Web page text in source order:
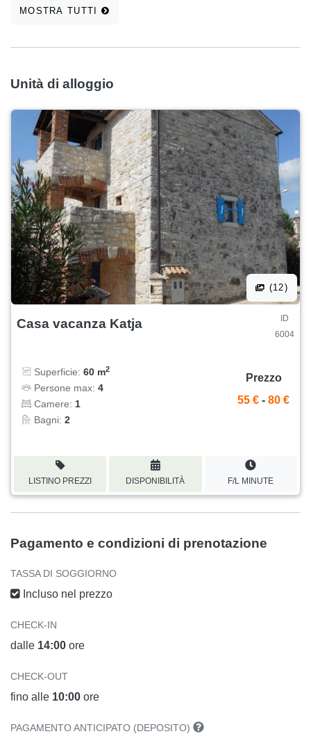
MOSTRA TUTTI
Unità di alloggio
(12)
Casa vacanza Katja
ID
6004
Superficie: 60 m2
Persone max: 4
Camere: 1
Bagni: 2
Prezzo
55 € - 80 €
LISTINO PREZZI DISPONIBILITÀ F/L MINUTE
Pagamento e condizioni di prenotazione
TASSA DI SOGGIORNO
Incluso nel prezzo
CHECK-IN
dalle 14:00 ore
CHECK-OUT
fino alle 10:00 ore
PAGAMENTO ANTICIPATO (DEPOSITO)